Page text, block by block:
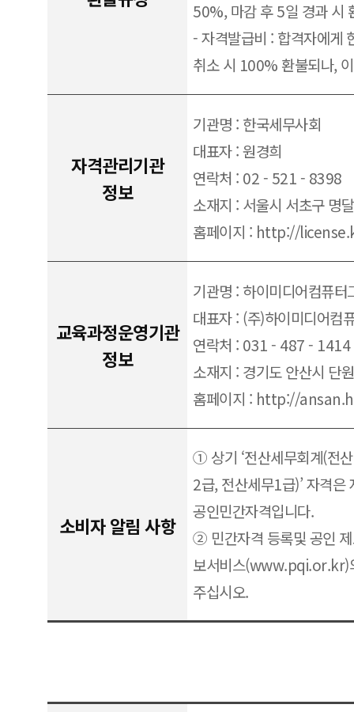
50%, 마감 후 5일 경과 시
- 자격발급비 : 합격자에게
취소 시 100% 환불되나,
자격관리기관
정보
기관명 : 한국세무사회
대표자 : 원경희
연락처 : 02 - 521 - 8398
소재지 : 서울시 서초구 명
홈페이지 : http://
교육과정운영기관
정보
기관명 : 하이미디어컴퓨터
대표자 : (주)하이미디어컴
연락처 : 031 - 487 - 1414
소재지 : 경기도 안산시 단
홈페이지 : http://
소비자 알림 사항
① 상기 ‘전산세무회계(전
2급, 전산세무1급)’ 자격은
공인민간자격입니다.
② 민간자격 등록및 공인
보서비스(www.pqi.or.kr)
주십시오.